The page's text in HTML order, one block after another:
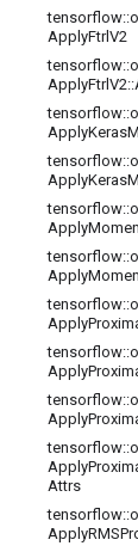
tensorflow::
ApplyFtrlV2
tensorflow::
ApplyFtrlV2::
tensorflow::
ApplyKeras
tensorflow::
ApplyKeras
tensorflow::
Apply
tensorflow::
Apply
tensorflow::
Apply
tensorflow::
Apply
tensorflow::
Apply
tensorflow::
Apply
Attrs
tensorflow::
Apply